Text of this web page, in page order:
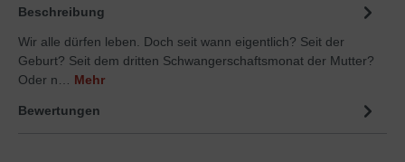
Beschreibung
Wir alle dürfen leben. Doch seit wann eigentlich? Seit der
Geburt? Seit dem dritten Schwangerschaftsmonat der Mutter?
Oder n… Mehr
Bewertungen